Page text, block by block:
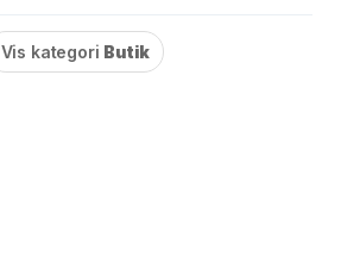
Vis kategori Butik